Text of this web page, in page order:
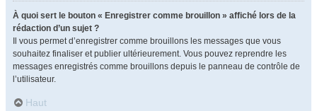
À quoi sert le bouton « Enregistrer comme brouillon » affiché lors de la
rédaction d’un sujet ?
Il vous permet d’enregistrer comme brouillons les messages que vous
souhaitez finaliser et publier ultérieurement. Vous pouvez reprendre les
messages enregistrés comme brouillons depuis le panneau de contrôle de
l’utilisateur.
Haut